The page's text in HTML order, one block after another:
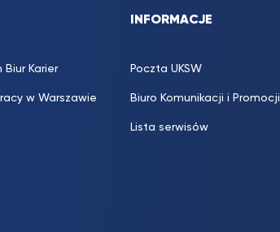
Biur Karier
w Warszawie
INFORMACJE
Poczta UKSW
Biuro Komunikacji i Promocji
Lista serwisów